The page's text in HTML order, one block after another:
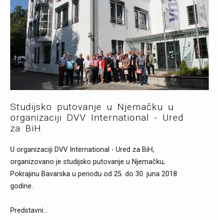
Studijsko putovanje u Njemačku u
organizaciji DVV International - Ured
za BiH
U organizaciji DVV International - Ured za BiH,
organizovano je studijsko putovanje u Njemačku,
Pokrajinu Bavarska u periodu od 25. do 30. juna 2018
godine.
Predstavni...